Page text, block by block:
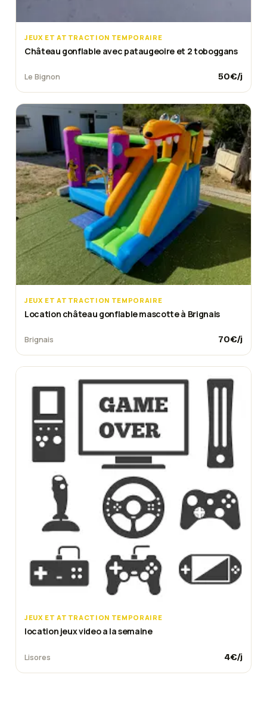
JEUX ET ATTRACTION TEMPORAIRE
Château gonflable avec pataugeoire et 2 toboggans
Le Bignon 50€/j
JEUX ET ATTRACTION TEMPORAIRE
Location château gonflable mascotte à Brignais
Brignais 70€/j
JEUX ET ATTRACTION TEMPORAIRE
location jeux video a la semaine
Lisores 4€/j